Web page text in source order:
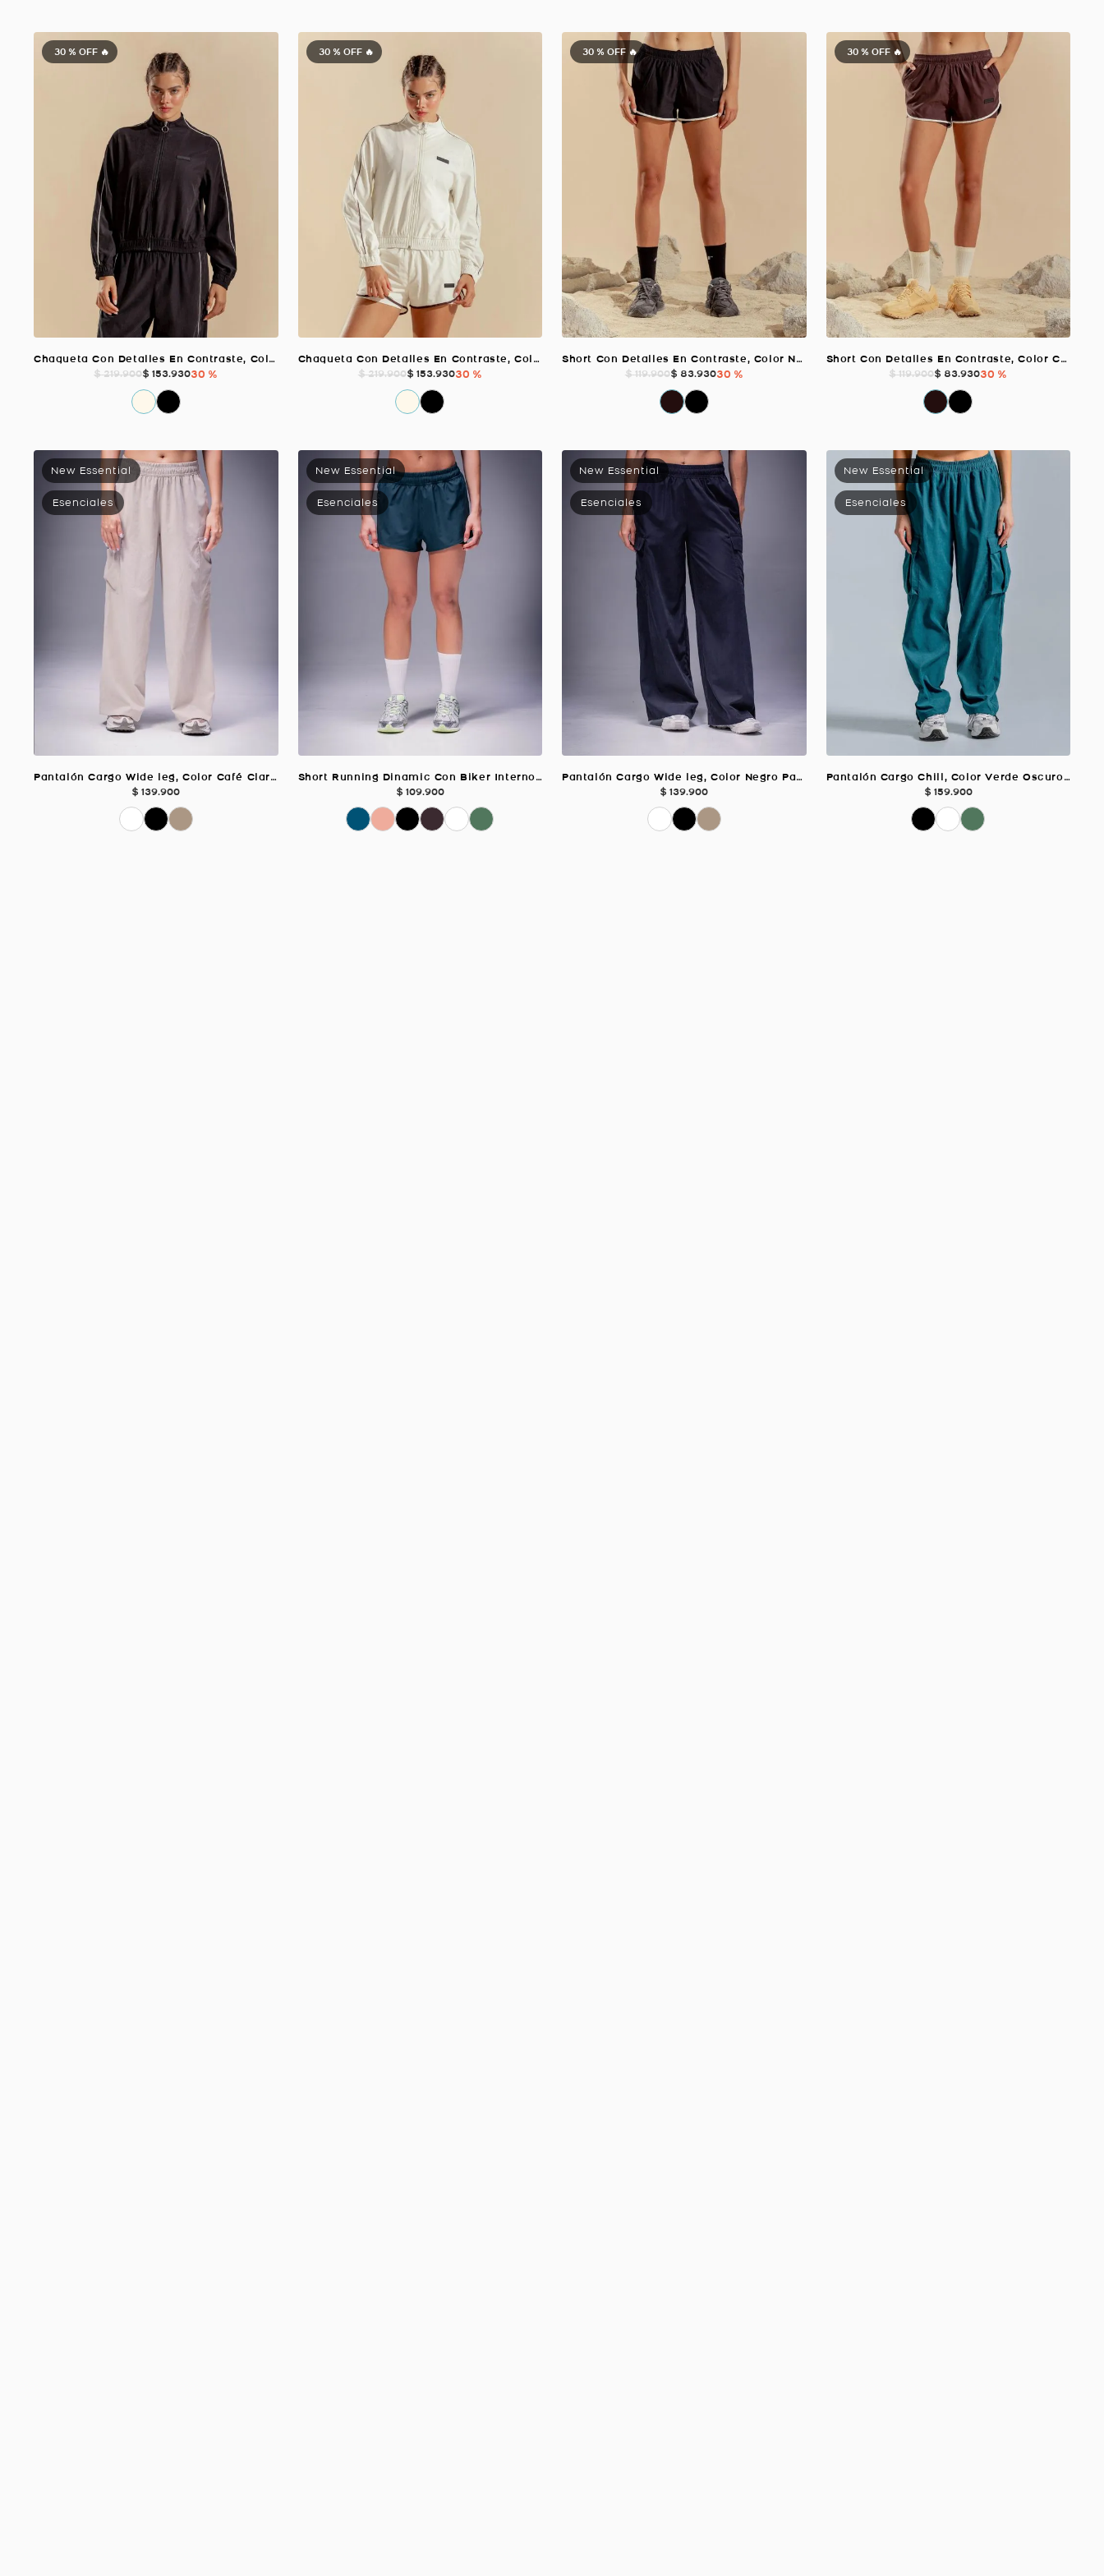
30 % OFF 🔥
Chaqueta Con Detalles En Contraste, Color NEGRO Para Mujer
$ 219.900$ 153.93030 %
30 % OFF 🔥
Chaqueta Con Detalles En Contraste, Color MARFIL Para Mujer
$ 219.900$ 153.93030 %
30 % OFF 🔥
Short Con Detalles En Contraste, Color NEGRO Para Mujer
$ 119.900$ 83.93030 %
30 % OFF 🔥
Short Con Detalles En Contraste, Color CHOCOLATE Para Mujer
$ 119.900$ 83.93030 %
Pantalón Cargo Wide leg, Color Café Claro Para Mujer
$ 139.900
Short Running Dinamic Con Biker Interno, Color Verde Oscuro Para Mujer
$ 109.900
Pantalón Cargo Wide leg, Color Negro Para Mujer
$ 139.900
Pantalón Cargo Chill, Color Verde Oscuro Unisex
$ 159.900